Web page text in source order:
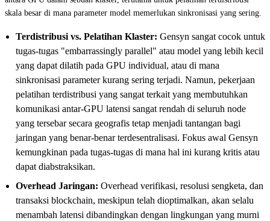
skala besar di mana parameter model memerlukan sinkronisasi yang sering.
Terdistribusi vs. Pelatihan Klaster: Gensyn sangat cocok untuk
tugas-tugas "embarrassingly parallel" atau model yang lebih kecil
yang dapat dilatih pada GPU individual, atau di mana
sinkronisasi parameter kurang sering terjadi. Namun, pekerjaan
pelatihan terdistribusi yang sangat terkait yang membutuhkan
komunikasi antar-GPU latensi sangat rendah di seluruh node
yang tersebar secara geografis tetap menjadi tantangan bagi
jaringan yang benar-benar terdesentralisasi. Fokus awal Gensyn
kemungkinan pada tugas-tugas di mana hal ini kurang kritis atau
dapat diabstraksikan.
Overhead Jaringan: Overhead verifikasi, resolusi sengketa, dan
transaksi blockchain, meskipun telah dioptimalkan, akan selalu
menambah latensi dibandingkan dengan lingkungan yang murni